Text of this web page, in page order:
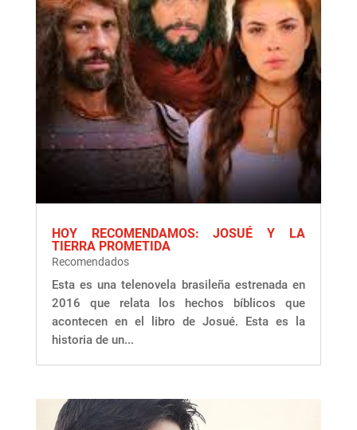
HOY RECOMENDAMOS: JOSUÉ Y LA
TIERRA PROMETIDA
Recomendados
Esta es una telenovela brasileña estrenada en
2016 que relata los hechos bíblicos que
acontecen en el libro de Josué. Esta es la
historia de un...